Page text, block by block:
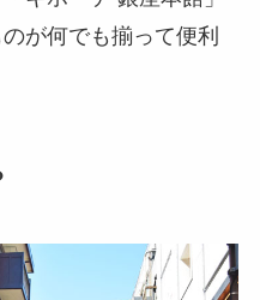
が何でも揃って便利